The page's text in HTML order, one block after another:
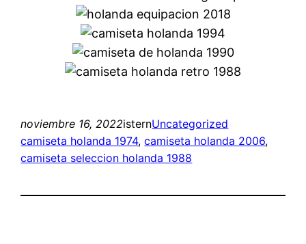
noviembre 16, 2022isternUncategorized
camiseta holanda 1974, camiseta holanda 2006
camiseta seleccion holanda 1988